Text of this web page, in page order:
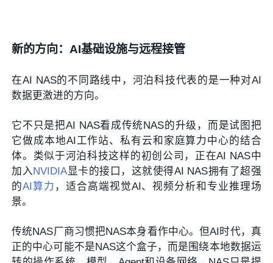
新的方向：AI基础设施与远程接管
在AI NAS的不同路线中，河泊科技代表的是一种对AI
数据更激进的方向。
它不只是把AI NAS看成传统NAS的升级，而是试图把
它做成本地AI工作站、私有云和家庭算力中心的结合
体。类似于河泊科技这样的初创公司，正在AI NAS中
加入NVIDIA显卡的接口，这就使得AI NAS拥有了超强
的AI算力 ，适合高端视觉AI、视频分析和专业推理场
景。
传统NAS厂商习惯把NAS本身看作中心。但AI时代，真
正的中心可能不是NAS这个盒子，而是围绕本地数据运